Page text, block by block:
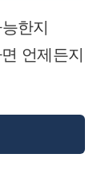
한지
언제든지